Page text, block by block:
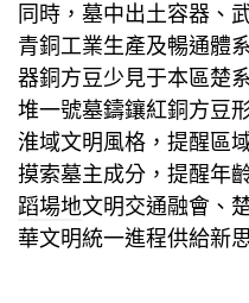
同時，墓中出土容器、
青銅工業生產及暢通體
器銅方豆少見于本區楚
堆一號墓鑄鑲紅銅方豆
淮域文明風格，提醒區
摸索墓主成分，提醒年
蹈場地文明交通融會、
華文明統一進程供給新